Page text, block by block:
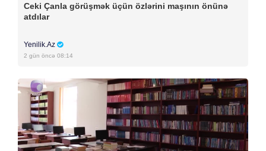
Ceki Çanla görüşmək üçün özlərini maşının önünə
atdılar
Yenilik.Az
2 gün öncə 08:14